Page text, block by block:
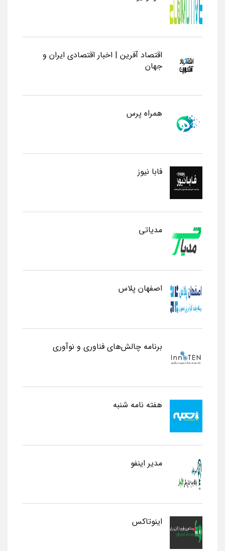
اقتصاد آفرین | اخبار اقتصادی ایران و
جهان
همراه پرس
فابا نیوز
مدیاتی
اصفهان پلاس
برنامه چالش‌های فناوری و نوآوری
هفته نامه شنبه
مدیر اینفو
اینوتاکس